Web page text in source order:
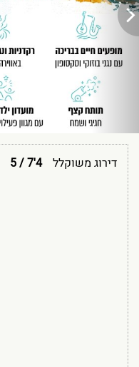
דירוג משוקלל 4'7
/
5